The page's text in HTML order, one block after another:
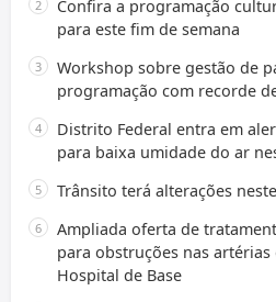
Confira a programação
para este fim de semana
Workshop sobre gestão de
programação com recorde
Distrito Federal entra em
para baixa umidade do ar
Trânsito terá alterações
Ampliada oferta de
para obstruções nas
Hospital de Base